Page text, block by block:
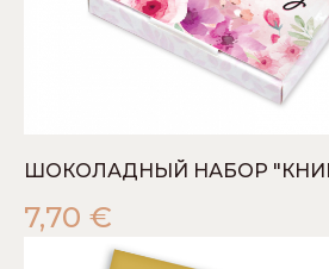
ШОКОЛАДНЫЙ НАБОР
7,70 €